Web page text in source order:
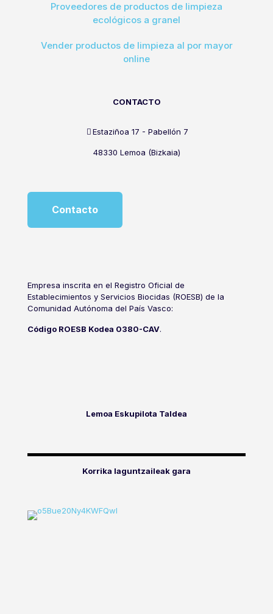
Proveedores de productos de limpieza
ecológicos a granel
Vender productos de limpieza al por mayor
online
CONTACTO
Estaziñoa 17 - Pabellón 7
48330 Lemoa (Bizkaia)
Contacto
Empresa inscrita en el Registro Oficial de
Establecimientos y Servicios Biocidas (ROESB) de la
Comunidad Autónoma del País Vasco:
Código ROESB Kodea 0380-CAV.
Lemoa Eskupilota Taldea
Korrika laguntzaileak gara